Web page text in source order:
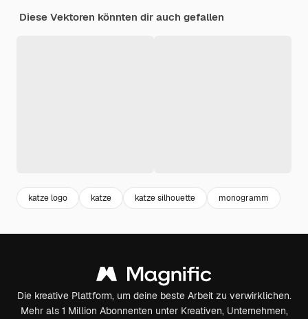
Diese Vektoren könnten dir auch gefallen
katze logo katze katze silhouette monogramm
Die kreative Plattform, um deine beste Arbeit zu verwirklichen.
Mehr als 1 Million Abonnenten unter Kreativen, Unternehmen,